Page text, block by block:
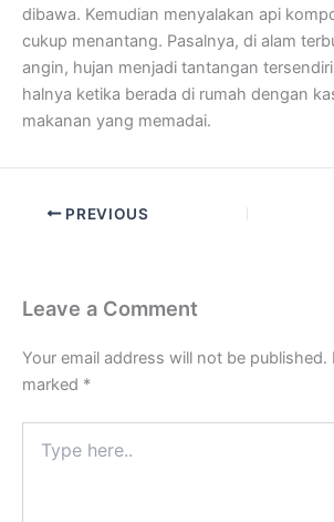
dibawa. Kemudian menyalakan api
cukup menantang. Pasalnya, di alam
angin, hujan menjadi tantangan
halnya ketika berada di rumah dengan
makanan yang memadai.
PREVIOUS
Leave a Comment
Your email address will not be published.
marked *
here..